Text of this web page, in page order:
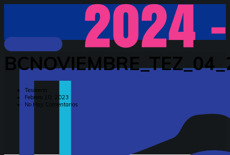
Tesoreria
Febrero 10, 2023
No Hay Comentarios